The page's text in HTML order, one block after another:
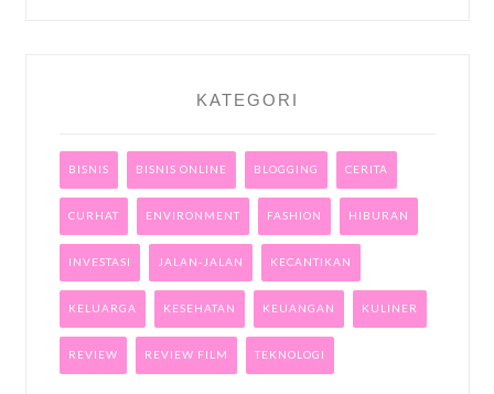
KATEGORI
BISNIS BISNIS ONLINE BLOGGING CERITA
CURHAT ENVIRONMENT FASHION HIBURAN
INVESTASI JALAN-JALAN KECANTIKAN
KELUARGA KESEHATAN KEUANGAN KULINER
REVIEW REVIEW FILM TEKNOLOGI